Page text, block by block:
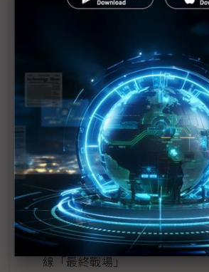
近７天熱門報導
MLCC訂單過熱、出貨比創高
建熱潮將趨緩
2027全年記憶體產能提前售罄
宣」只怕買不夠
英特爾EMIB良率達標 聯發科
2028準時量產
SpaceX晶片採購大轉向 Elon
採用NVIDIA
光進銅退更明確？ 聯發科估
線「最終戰場」